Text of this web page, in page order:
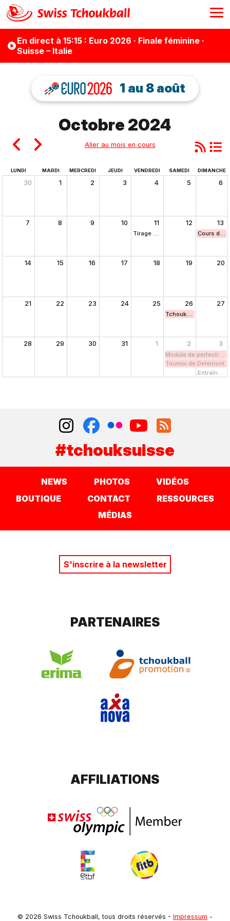
En direct à 15:15: Euro 2026 · Finale féminine ·
Suisse – Italie
1 au 8 août
Octobre 2024
Aller au mois en cours
LUNDI MARDI MERCREDI JEUDI VENDREDI SAMEDI DIMANCHE
30 1 2 3 4 5 6
7 8 9 10 11
Tirage au sort de la Coupe
12 13
Cours de
14 15 16 17 18 19 20
21 22 23 24 25 26
Tchoukball besser
27
28 29 30 31 1 2
Module de
Tournoi de Delémont
3
#tchouksuisse
NEWS PHOTOS
VIDÉOS
BOUTIQUE
CONTACT
RESSOURCES
MÉDIAS
S'inscrire à la newsletter
PARTENAIRES
AFFILIATIONS
© 2026 Swiss Tchoukball, tous droits réservés - Impressum -